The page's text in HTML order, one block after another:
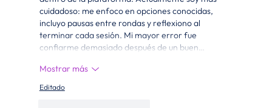
cuidadoso: me enfoco en opciones conocidas,
incluyo pausas entre rondas y reflexiono al
terminar cada sesión. Mi mayor error fue
confiarme demasiado después de un buen…
Mostrar más
Editado